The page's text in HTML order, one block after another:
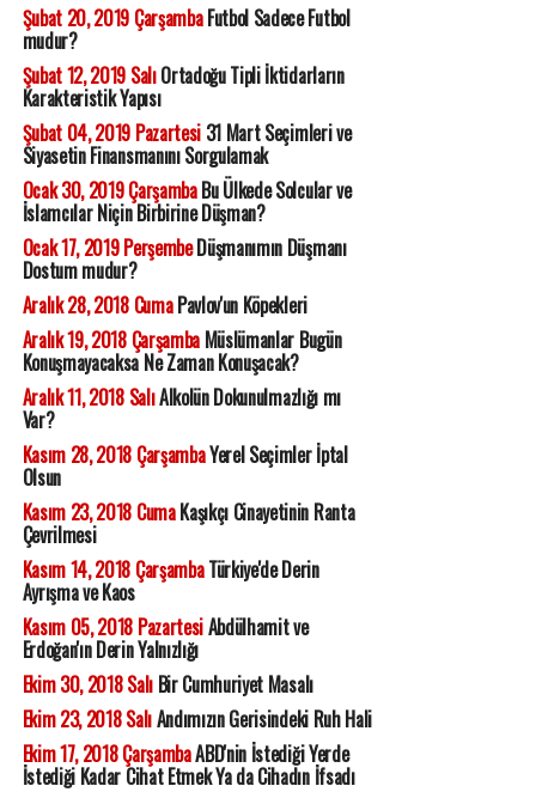
Şubat 20, 2019 ÇarşambaFutbol Sadece Futbol
mudur?
Şubat 12, 2019 SalıOrtadoğu Tipli İktidarların
Karakteristik Yapısı
Şubat 04, 2019 Pazartesi31 Mart Seçimleri ve
Siyasetin Finansmanını Sorgulamak
Ocak 30, 2019 ÇarşambaBu Ülkede Solcular ve
İslamcılar Niçin Birbirine Düşman?
Ocak 17, 2019 PerşembeDüşmanımın Düşmanı
Dostum mudur?
Aralık 28, 2018 CumaPavlov'un Köpekleri
Aralık 19, 2018 ÇarşambaMüslümanlar Bugün
Konuşmayacaksa Ne Zaman Konuşacak?
Aralık 11, 2018 SalıAlkolün Dokunulmazlığı mı
Var?
Kasım 28, 2018 ÇarşambaYerel Seçimler İptal
Olsun
Kasım 23, 2018 CumaKaşıkçı Cinayetinin Ranta
Çevrilmesi
Kasım 14, 2018 ÇarşambaTürkiye'de Derin
Ayrışma ve Kaos
Kasım 05, 2018 PazartesiAbdülhamit ve
Erdoğan'ın Derin Yalnızlığı
Ekim 30, 2018 SalıBir Cumhuriyet Masalı
Ekim 23, 2018 SalıAndımızın Gerisindeki Ruh Hali
Ekim 17, 2018 ÇarşambaABD'nin İstediği Yerde
İstediği Kadar Cihat Etmek Ya da Cihadın İfsadı